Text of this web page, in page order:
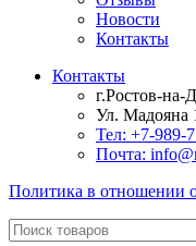
Новости
Контакты
Контакты
г.Ростов-на-
Ул. Мадояна
Тел: +7-989-
Почта:
Политика в отношении